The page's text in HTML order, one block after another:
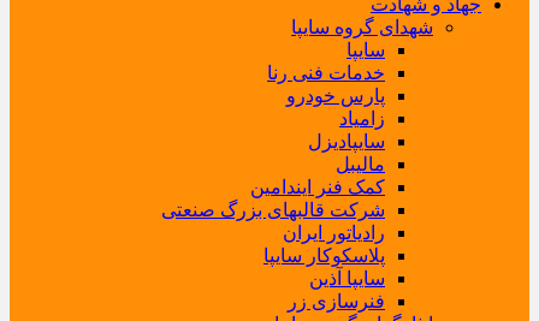
جهاد و شهادت
شهدای گروه سایپا
سایپا
خدمات فنی رنا
پارس خودرو
زامیاد
سایپادیزل
مالیبل
کمک فنر ایندامین
شرکت قالبهای بزرگ صنعتی
رادیاتور ایران
پلاسکوکار سایپا
سایپا آذین
فنرسازی زر